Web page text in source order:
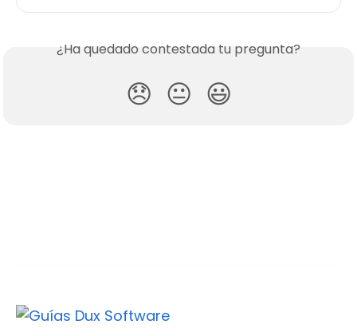
¿Ha quedado contestada tu pregunta?
😞 😐 😃